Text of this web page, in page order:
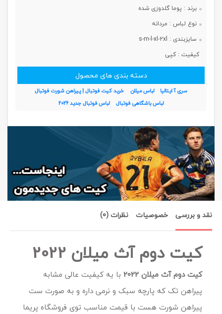
برند : پوما گلدوزی شده
نوع لباس : مردانه
سایزبندی : s-m-l-xl-2xl
کیفیت :کپی
دسته بندی های محصول
سری آ ایتالیا لباس میلان
خرید کیت فوتبال | پیراهن شورت فوتبال
لباس باشگاهی فوتبال
لباس فوتبال جدید 2026
نقد و بررسی خصوصیات نظرات (0)
کیت دوم آث میلان 2022
کیت دوم آث میلان 2022
با یه کیفیت عالی مشابه
پیراهن تک که پارچه سبک و نرمی داره و به صورت ست
پیراهن شورت هست با قیمت مناسب توی فروشگاه پریما